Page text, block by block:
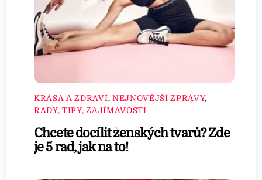
KRÁSA A ZDRAVÍ, NEJNOVĚJŠÍ ZPRÁVY,
RADY, TIPY, ZAJÍMAVOSTI
Chcete docílit ženských tvarů? Zde
je 5 rad, jak na to!